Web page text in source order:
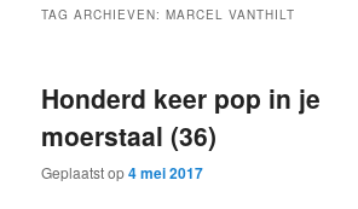
TAG ARCHIEVEN:MARCEL VANTHILT
Honderd keer pop in je
moerstaal (36)
Geplaatst op4 mei 2017